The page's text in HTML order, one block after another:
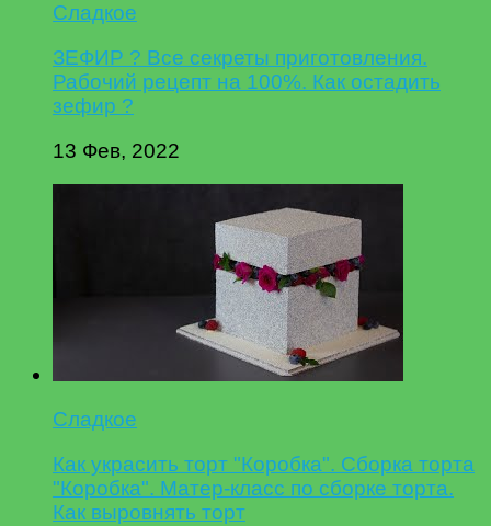
Сладкое
ЗЕФИР ? Все секреты приготовления.
Рабочий рецепт на 100%. Как остадить
зефир ?
13 Фев, 2022
Сладкое
Как украсить торт "Коробка". Сборка торта
"Коробка". Матер-класс по сборке торта.
Как выровнять торт